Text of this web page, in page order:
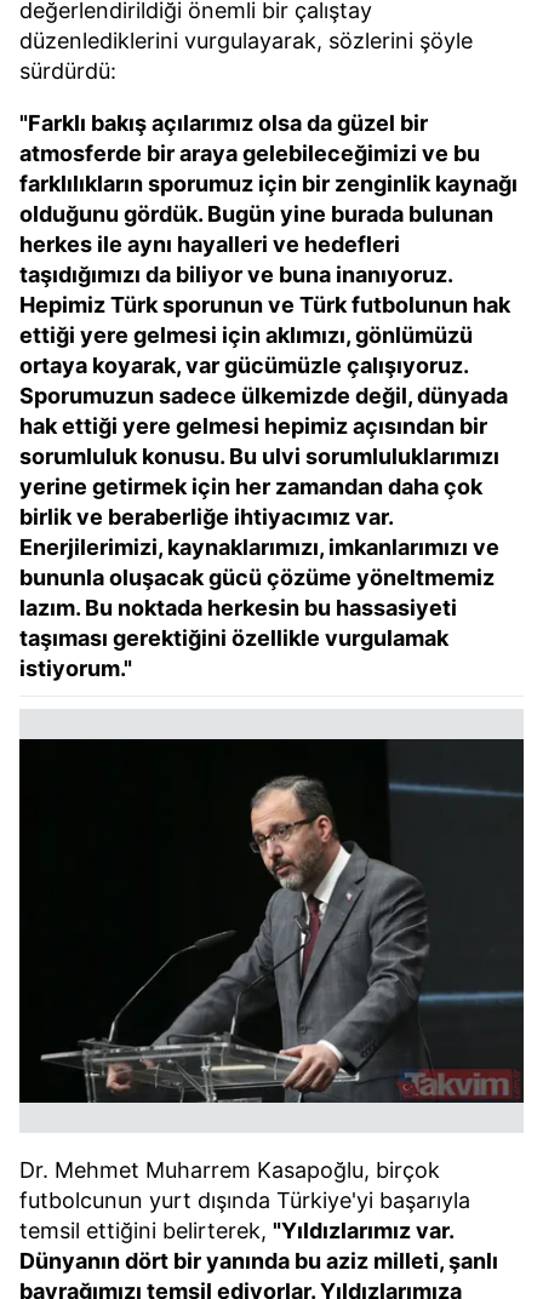
değerlendirildiği önemli bir çalıştay
düzenlediklerini vurgulayarak, sözlerini şöyle
sürdürdü:
"Farklı bakış açılarımız olsa da güzel bir
atmosferde bir araya gelebileceğimizi ve bu
farklılıkların sporumuz için bir zenginlik kaynağı
olduğunu gördük. Bugün yine burada bulunan
herkes ile aynı hayalleri ve hedefleri
taşıdığımızı da biliyor ve buna inanıyoruz.
Hepimiz Türk sporunun ve Türk futbolunun hak
ettiği yere gelmesi için aklımızı, gönlümüzü
ortaya koyarak, var gücümüzle çalışıyoruz.
Sporumuzun sadece ülkemizde değil, dünyada
hak ettiği yere gelmesi hepimiz açısından bir
sorumluluk konusu. Bu ulvi sorumluluklarımızı
yerine getirmek için her zamandan daha çok
birlik ve beraberliğe ihtiyacımız var.
Enerjilerimizi, kaynaklarımızı, imkanlarımızı ve
bununla oluşacak gücü çözüme yöneltmemiz
lazım. Bu noktada herkesin bu hassasiyeti
taşıması gerektiğini özellikle vurgulamak
istiyorum."
Dr. Mehmet Muharrem Kasapoğlu, birçok
futbolcunun yurt dışında Türkiye'yi başarıyla
temsil ettiğini belirterek, "Yıldızlarımız var.
Dünyanın dört bir yanında bu aziz milleti, şanlı
bayrağımızı temsil ediyorlar. Yıldızlarımıza